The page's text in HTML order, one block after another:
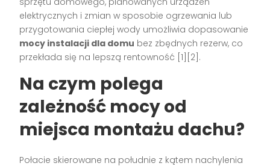
elektrycznych i zmian w sposobie ogrzewania lub
przygotowania ciepłej wody umożliwia dopasowanie
mocy instalacji dla domu bez zbędnych rezerw, co
przekłada się na lepszą rentowność [1][2].
Na czym polega
zależność mocy od
miejsca montażu dachu?
Połacie skierowane na południe z kątem nachylenia